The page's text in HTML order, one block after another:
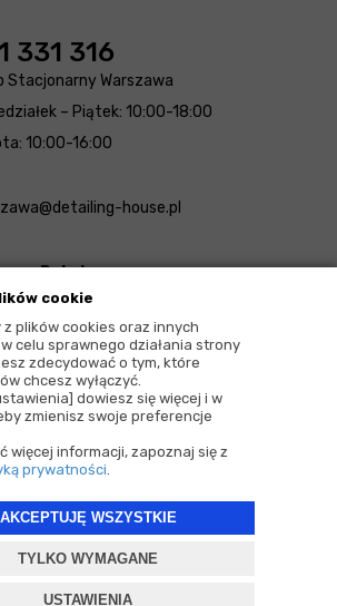
cookie
z plików cookies oraz innych
celu sprawnego działania strony
zdecydować o tym, które
chcesz wyłączyć.
dowiesz się więcej i w
zmienisz swoje preferencje
więcej informacji, zapoznaj się z
prywatności.
AKCEPTUJĘ WSZYSTKIE
TYLKO WYMAGANE
USTAWIENIA
331 316
Stacjonarny Warszawa
– Piątek: 10:00-18:00
10:00-16:00
house.pl
Rekcin
Sp. z o.o. sp.k.
1
Rekcin
Copyrights by |Detailing House